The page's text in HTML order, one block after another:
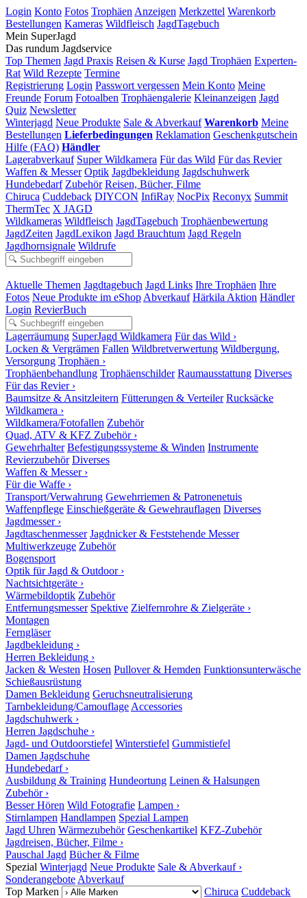
Login Konto Fotos Trophäen Anzeigen Merkzettel Warenkorb
Bestellungen Kameras Wildfleisch JagdTagebuch
Mein SuperJagd
Das rundum Jagdservice
Top Themen Jagd Praxis Reisen & Kurse Jagd Trophäen Experten-
Rat Wild Rezepte Termine
Registrierung Login Passwort vergessen Mein Konto Meine
Freunde Forum Fotoalben Trophäengalerie Kleinanzeigen Jagd
Quiz Newsletter
Winterjagd Neue Produkte Sale & Abverkauf Warenkorb Meine
Bestellungen Lieferbedingungen Reklamation Geschenkgutschein
Hilfe (FAQ) Händler
Lagerabverkauf Super Wildkamera Für das Wild Für das Revier
Waffen & Messer Optik Jagdbekleidung Jagdschuhwerk
Hundebedarf Zubehör Reisen, Bücher, Filme
Chiruca Cuddeback DIYCON InfiRay NocPix Reconyx Summit
ThermTec X JAGD
Wildkameras Wildfleisch JagdTagebuch Trophäenbewertung
JagdZeiten JagdLexikon Jagd Brauchtum Jagd Regeln
Jagdhornsignale Wildrufe
Aktuelle Themen Jagdtagebuch Jagd Links Ihre Trophäen Ihre
Fotos Neue Produkte im eShop Abverkauf Härkila Aktion Händler
Login RevierBuch
Lagerräumung SuperJagd Wildkamera Für das Wild ›
Locken & Vergrämen Fallen Wildbretverwertung Wildbergung,
Versorgung Trophäen ›
Trophäenbehandlung Trophäenschilder Raumausstattung Diverses
Für das Revier ›
Baumsitze & Ansitzleitern Fütterungen & Verteiler Rucksäcke
Wildkamera ›
Wildkamera/Fotofallen Zubehör
Quad, ATV & KFZ Zubehör ›
Gewehrhalter Befestigungssysteme & Winden Instrumente
Revierzubehör Diverses
Waffen & Messer ›
Für die Waffe ›
Transport/Verwahrung Gewehrriemen & Patronenetuis
Waffenpflege Einschießgeräte & Gewehrauflagen Diverses
Jagdmesser ›
Jagdtaschenmesser Jagdnicker & Feststehende Messer
Multiwerkzeuge Zubehör
Bogensport
Optik für Jagd & Outdoor ›
Nachtsichtgeräte ›
Wärmebildoptik Zubehör
Entfernungsmesser Spektive Zielfernrohre & Zielgeräte ›
Montagen
Ferngläser
Jagdbekleidung ›
Herren Bekleidung ›
Jacken & Westen Hosen Pullover & Hemden Funktionsunterwäsche
Schießausrüstung
Damen Bekleidung Geruchsneutralisierung
Tarnbekleidung/Camouflage Accessories
Jagdschuhwerk ›
Herren Jagdschuhe ›
Jagd- und Outdoorstiefel Winterstiefel Gummistiefel
Damen Jagdschuhe
Hundebedarf ›
Ausbildung & Training Hundeortung Leinen & Halsungen
Zubehör ›
Besser Hören Wild Fotografie Lampen ›
Stirnlampen Handlampen Spezial Lampen
Jagd Uhren Wärmezubehör Geschenkartikel KFZ-Zubehör
Jagdreisen, Bücher, Filme ›
Pauschal Jagd Bücher & Filme
Spezial Winterjagd Neue Produkte Sale & Abverkauf ›
Sonderangebote Abverkauf
Top Marken
Chiruca Cuddeback